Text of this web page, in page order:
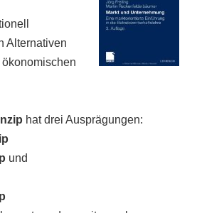
Alternativen
hat drei Ausprägungen:
und